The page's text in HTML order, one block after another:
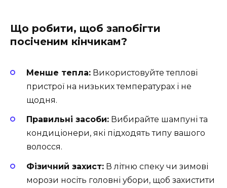
Що робити, щоб запобігти
посіченим кінчикам?
Менше тепла: Використовуйте теплові
пристрої на низьких температурах і не
щодня.
Правильні засоби: Вибирайте шампуні та
кондиціонери, які підходять типу вашого
волосся.
Фізичний захист: В літню спеку чи зимові
морози носіть головні убори, щоб захистити